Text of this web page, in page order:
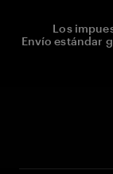
Los
Envío estándar